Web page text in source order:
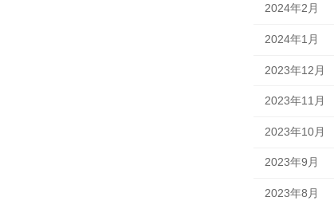
2024年2月
2024年1月
2023年12月
2023年11月
2023年10月
2023年9月
2023年8月